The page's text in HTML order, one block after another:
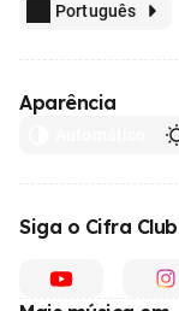
Português
Aparência
Siga o Cifra Club